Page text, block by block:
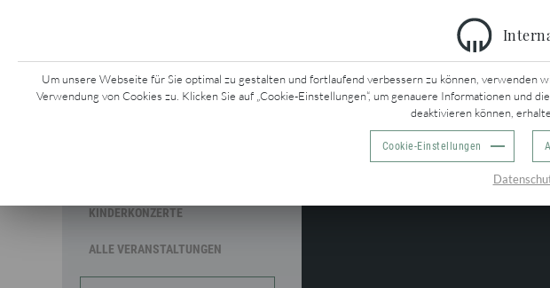
Um unsere Webseite für Sie optimal zu gestalten und fortlaufend verbessern zu können, verwenden
Verwendung von Cookies zu. Klicken Sie auf „Cookie-Einstellungen“, um genauere Informationen
deaktivieren können,
Cookie-Einstellungen
EVENTS
KINDERKONZERTE
ALLE VERANSTALTUNGEN